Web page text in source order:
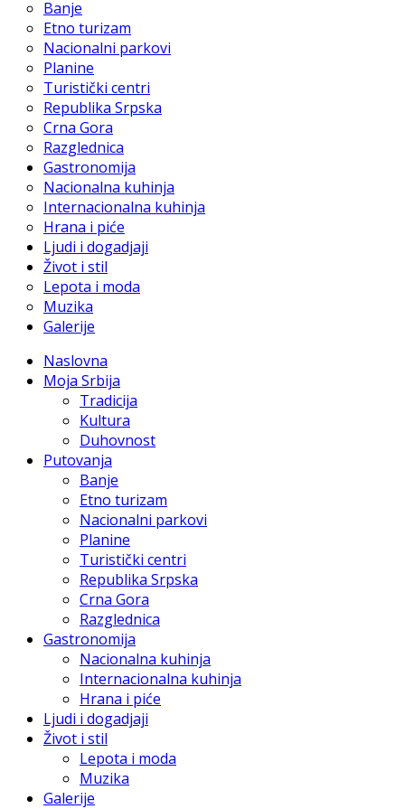
Banje
Etno turizam
Nacionalni parkovi
Planine
Turistički centri
Republika Srpska
Crna Gora
Razglednica
Gastronomija
Nacionalna kuhinja
Internacionalna kuhinja
Hrana i piće
Ljudi i dogadjaji
Život i stil
Lepota i moda
Muzika
Galerije
Naslovna
Moja Srbija
Tradicija
Kultura
Duhovnost
Putovanja
Banje
Etno turizam
Nacionalni parkovi
Planine
Turistički centri
Republika Srpska
Crna Gora
Razglednica
Gastronomija
Nacionalna kuhinja
Internacionalna kuhinja
Hrana i piće
Ljudi i dogadjaji
Život i stil
Lepota i moda
Muzika
Galerije